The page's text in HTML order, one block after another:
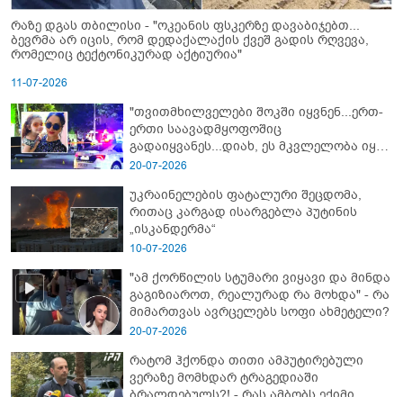
რაზე დგას თბილისი - "ოკეანის ფსკერზე დავაბიჯებთ...
ბევრმა არ იცის, რომ დედაქალაქის ქვეშ გადის რღვევა,
რომელიც ტექტონიკურად აქტიურია"
11-07-2026
"თვითმხილველები შოკში იყვნენ...ერთ-
ერთი საავადმყოფოშიც
გადაიყვანეს...დიახ, ეს მკვლელობა იყო"
- გორში დატრიალებული ტრაგედიის
20-07-2026
უკრაინელების ფატალური შეცდომა,
რითაც კარგად ისარგებლა პუტინის
„ისკანდერმა“
10-07-2026
"ამ ქორწილის სტუმარი ვიყავი და მინდა
გაგიზიაროთ, რეალურად რა მოხდა" - რა
მიმართვას ავრცელებს სოფი ახმეტელი?
20-07-2026
რატომ ჰქონდა თითი ამპუტირებული
ვერაზე მომხდარ ტრაგედიაში